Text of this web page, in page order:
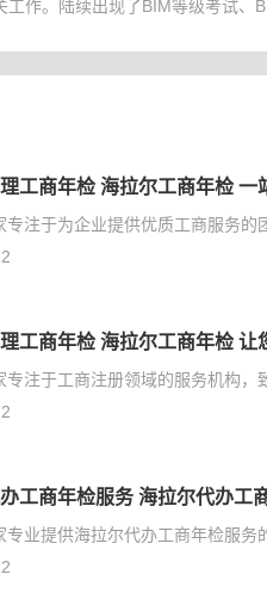
工作。陆续出现了BIM等级考试、
工商年检 海拉尔工商年检 一
专注于为企业提供优质工商服务
工商年检 海拉尔工商年检 让
专注于工商注册领域的服务机构
工商年检服务 海拉尔代办工
专业提供海拉尔代办工商年检服